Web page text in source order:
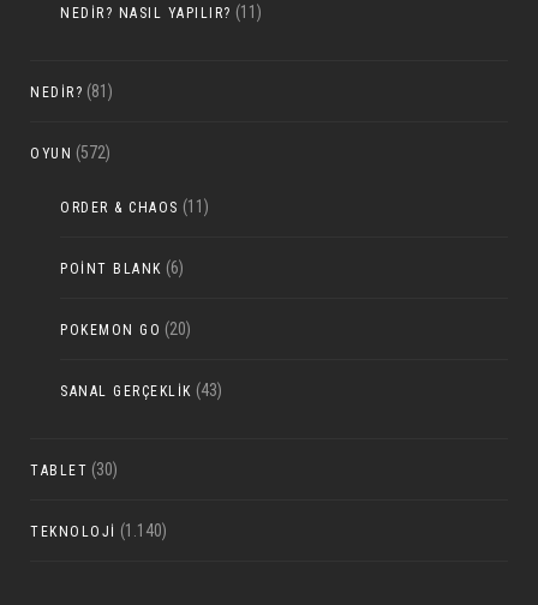
NEDIR? NASIL YAPILIR? (11)
NEDIR? (81)
OYUN (572)
ORDER & CHAOS (11)
POINT BLANK (6)
POKEMON GO (20)
SANAL GERÇEKLIK (43)
TABLET (30)
TEKNOLOJI (1.140)